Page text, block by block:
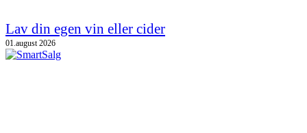
Lav din egen vin eller cider
01.august 2026